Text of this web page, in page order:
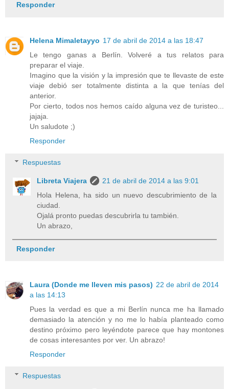
Responder
Helena Mimaletayyo 17 de abril de 2014 a las 18:47
Le tengo ganas a Berlín. Volveré a tus relatos para
preparar el viaje.
Imagino que la visión y la impresión que te llevaste de este
viaje debió ser totalmente distinta a la que tenías del
anterior.
Por cierto, todos nos hemos caído alguna vez de turisteo...
jajaja.
Un saludote ;)
Responder
Respuestas
Libreta Viajera
21 de abril de 2014 a las 9:01
Hola Helena, ha sido un nuevo descubrimiento de la
ciudad.
Ojalá pronto puedas descubrirla tu también.
Un abrazo,
Responder
Laura (Donde me lleven mis pasos) 22 de abril de 2014
a las 14:13
Pues la verdad es que a mi Berlín nunca me ha llamado
demasiado la atención y no me lo había planteado como
destino próximo pero leyéndote parece que hay montones
de cosas interesantes por ver. Un abrazo!
Responder
Respuestas